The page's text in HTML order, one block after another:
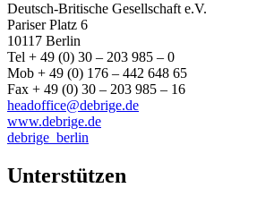
Deutsch-Britische Gesellschaft e.V.
Pariser Platz 6
10117 Berlin
Tel + 49 (0) 30 – 203 985 – 0
Mob + 49 (0) 176 – 442 648 65
Fax + 49 (0) 30 – 203 985 – 16
headoffice@debrige.de
www.debrige.de
debrige_berlin
Unterstützen